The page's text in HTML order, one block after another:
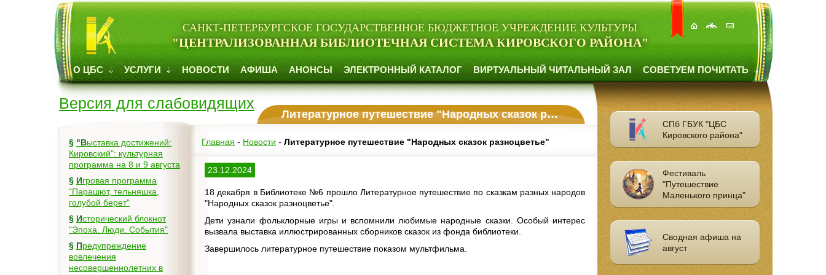
САНКТ-ПЕТЕРБУРГСКОЕ ГОСУДАРСТВЕННОЕ БЮДЖЕТНОЕ УЧРЕЖДЕНИЕ КУЛЬТУРЫ
"ЦЕНТРАЛИЗОВАННАЯ БИБЛИОТЕЧНАЯ СИСТЕМА КИРОВСКОГО РАЙОНА"
О ЦБС УСЛУГИ НОВОСТИ АФИША АНОНСЫ ЭЛЕКТРОННЫЙ КАТАЛОГ ВИРТУАЛЬНЫЙ ЧИТАЛЬНЫЙ ЗАЛ СОВЕТУЕМ ПОЧИТАТЬ
Версия для слабовидящих
§ "Выставка достижений:
Кировский": культурная
программа на 8 и 9 августа
§ Игровая программа
"Парашют, тельняшка,
голубой берет"
§ Исторический блокнот
"Эпоха. Люди. События"
§ Предупреждение
вовлечения
несовершеннолетних в
Литературное путешествие "Народных сказок разноцветье"
Главная - Новости -Литературное путешествие "Народных сказок разноцветье"
23.12.2024
18 декабря в Библиотеке №6 прошло Литературное путешествие по сказкам разных народов
"Народных сказок разноцветье".
Дети узнали фольклорные игры и вспомнили любимые народные сказки. Особый интерес
вызвала выставка иллюстрированных сборников сказок из фонда библиотеки.
Завершилось литературное путешествие показом мультфильма.
СПб ГБУК "ЦБС
Кировского района"
Фестиваль
"Путешествие
Маленького принца"
Сводная афиша на
август